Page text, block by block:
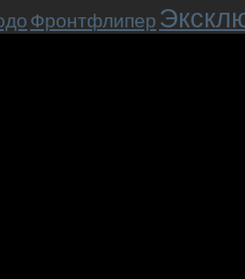
Фронтфлипер